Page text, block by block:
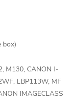
box)
M130, CANON I-
LBP113W, MF
IMAGECLASS